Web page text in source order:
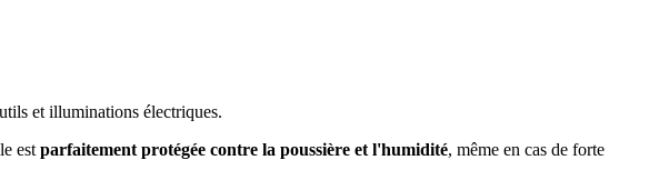
et illuminations électriques.
est parfaitement protégée contre la poussière et l'humidité, même en cas de forte